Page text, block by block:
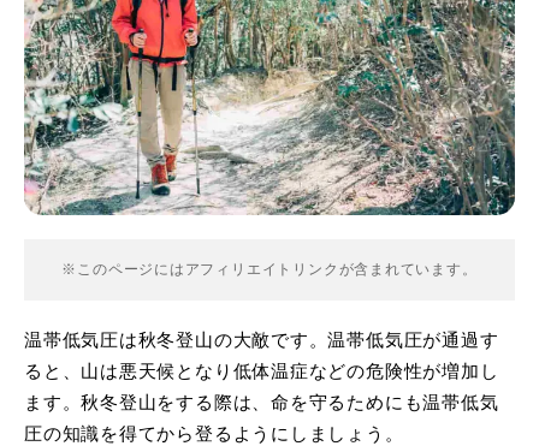
※このページにはアフィリエイトリンクが含まれています。
温帯低気圧は秋冬登山の大敵です。温帯低気圧が通過す
ると、山は悪天候となり低体温症などの危険性が増加し
ます。秋冬登山をする際は、命を守るためにも温帯低気
圧の知識を得てから登るようにしましょう。